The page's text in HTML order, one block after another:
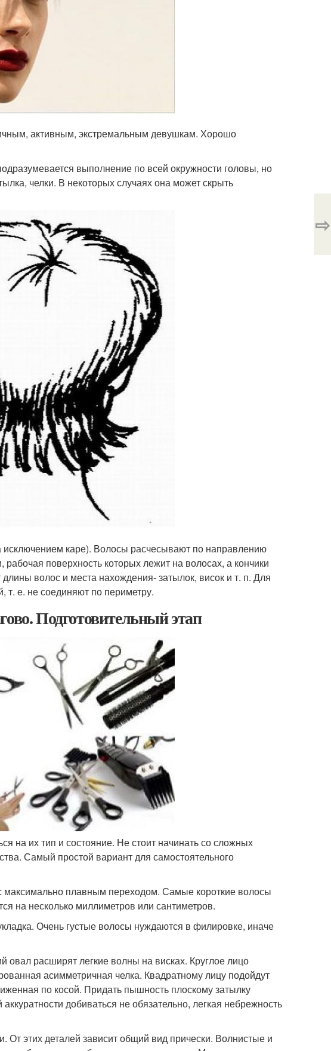
активным, экстремальным девушкам. Хорошо
выполнение по всей окружности головы, но
челки. В некоторых случаях она может скрыть
исключением каре). Волосы расчесывают по направлению
поверхность которых лежит на волосах, а кончики
волос и места нахождения- затылок, висок и т. п. Для
т. е. не соединяют по периметру.
Подготовительный этап
на их тип и состояние. Не стоит начинать со сложных
Самый простой вариант для самостоятельного
максимально плавным переходом. Самые короткие волосы
на несколько миллиметров или сантиметров.
Очень густые волосы нуждаются в филировке, иначе
овал расширят легкие волны на висках. Круглое лицо
асимметричная челка. Квадратному лицу подойдут
по косой. Придать пышность плоскому затылку
добиваться не обязательно, легкая небрежность
От этих деталей зависит общий вид прически. Волнистые и
⇨